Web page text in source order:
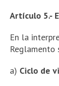
Artículo 5.-
En la
Reglamento
a) Ciclo de